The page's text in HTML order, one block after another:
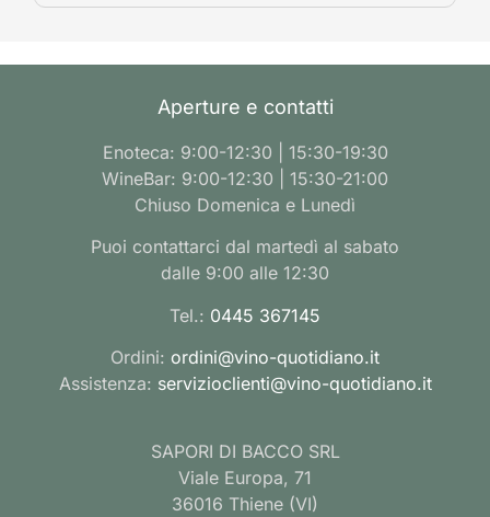
Aperture e contatti
Enoteca: 9:00-12:30 | 15:30-19:30
WineBar: 9:00-12:30 | 15:30-21:00
Chiuso Domenica e Lunedì
Puoi contattarci dal martedì al sabato
dalle 9:00 alle 12:30
Tel.: 0445 367145
Ordini: ordini@vino-quotidiano.it
Assistenza: servizioclienti@vino-quotidiano.it
SAPORI DI BACCO SRL
Viale Europa, 71
36016 Thiene (VI)